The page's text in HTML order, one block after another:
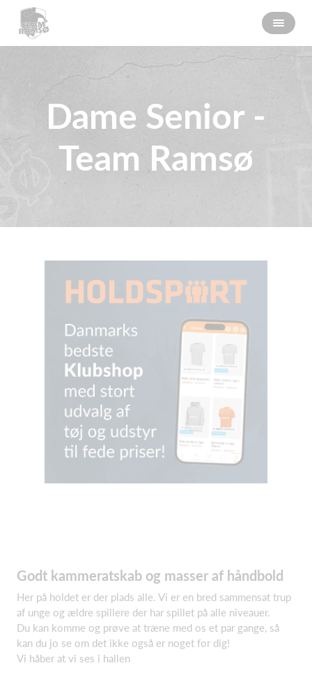
Dame Senior -
Team Ramsø
Godt kammeratskab og masser af håndbold
Her på holdet er der plads alle. Vi er en bred sammensat trup
af unge og ældre spillere der har spillet på alle niveauer.
Du kan komme og prøve at træne med os et par gange, så
kan du jo se om det ikke også er noget for dig!
Vi håber at vi ses i hallen